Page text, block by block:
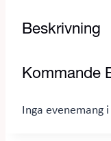
Beskrivning
Kommande
Inga evenemang